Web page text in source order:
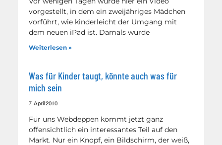
vorgestellt, in dem ein zweijähriges Mädchen
vorführt, wie kinderleicht der Umgang mit
dem neuen iPad ist. Damals wurde
Weiterlesen »
Was für Kinder taugt, könnte auch was für
mich sein
7. April 2010
Für uns Webdeppen kommt jetzt ganz
offensichtlich ein interessantes Teil auf den
Markt. Nur ein Knopf, ein Bildschirm, der weiß,